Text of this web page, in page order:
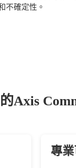
不確定性。
Axis
專